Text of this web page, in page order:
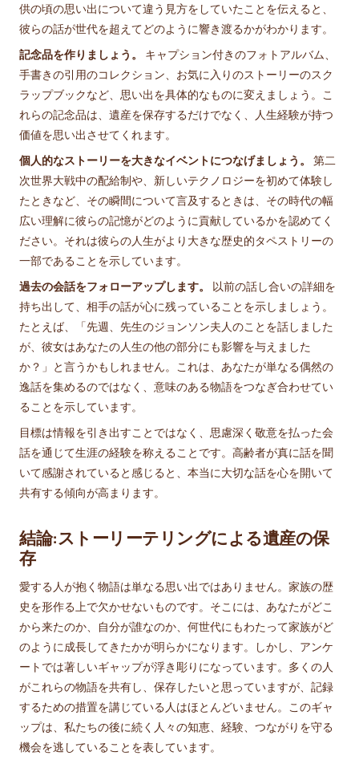
供の頃の思い出について違う見方をしていたことを伝えると、
彼らの話が世代を超えてどのように響き渡るかがわかります。
記念品を作りましょう。
キャプション付きのフォトアルバム、
手書きの引用のコレクション、お気に入りのストーリーのスク
ラップブックなど、思い出を具体的なものに変えましょう。こ
れらの記念品は、遺産を保存するだけでなく、人生経験が持つ
価値を思い出させてくれます。
個人的なストーリーを大きなイベントにつなげましょう。
第二
次世界大戦中の配給制や、新しいテクノロジーを初めて体験し
たときなど、その瞬間について言及するときは、その時代の幅
広い理解に彼らの記憶がどのように貢献しているかを認めてく
ださい。それは彼らの人生がより大きな歴史的タペストリーの
一部であることを示しています。
過去の会話をフォローアップします。
以前の話し合いの詳細を
持ち出して、相手の話が心に残っていることを示しましょう。
たとえば、「先週、先生のジョンソン夫人のことを話しました
が、彼女はあなたの人生の他の部分にも影響を与えました
か？」と言うかもしれません。これは、あなたが単なる偶然の
逸話を集めるのではなく、意味のある物語をつなぎ合わせてい
ることを示しています。
目標は情報を引き出すことではなく、思慮深く敬意を払った会
話を通じて生涯の経験を称えることです。高齢者が真に話を聞
いて感謝されていると感じると、本当に大切な話を心を開いて
共有する傾向が高まります。
結論:ストーリーテリングによる遺産の保
存
愛する人が抱く物語は単なる思い出ではありません。家族の歴
史を形作る上で欠かせないものです。そこには、あなたがどこ
から来たのか、自分が誰なのか、何世代にもわたって家族がど
のように成長してきたかが明らかになります。しかし、アンケ
ートでは著しいギャップが浮き彫りになっています。多くの人
がこれらの物語を共有し、保存したいと思っていますが、記録
するための措置を講じている人はほとんどいません。このギャ
ップは、私たちの後に続く人々の知恵、経験、つながりを守る
機会を逃していることを表しています。